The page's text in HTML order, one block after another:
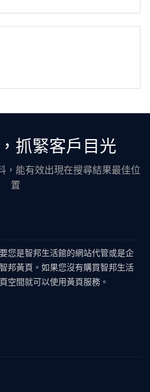
抓緊客戶目光
，能有效出現在搜尋結果最佳位
置
您是智邦生活館的網站代管或是企
邦黃頁。如果您沒有購買智邦生活
空間就可以使用黃頁服務。